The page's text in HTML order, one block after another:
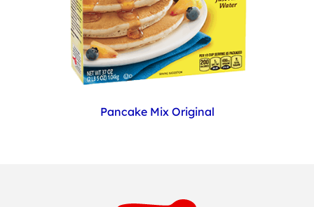
Pancake Mix Original